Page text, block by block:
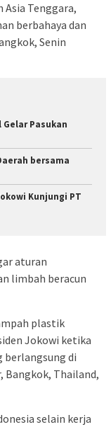
Asia Tenggara,
berbahaya dan
Senin
Gelar Pasukan
bersama
Kunjungi PT
aturan
limbah beracun
plastik
Jokowi ketika
berlangsung di
Bangkok, Thailand,
selain kerja